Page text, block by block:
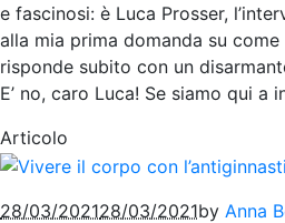
e fascinosi: è Luca Prosser,
alla mia prima domanda su
risponde subito con un
E’ no, caro Luca! Se siamo qui a
Articolo
28/03/202128/03/2021by Anna